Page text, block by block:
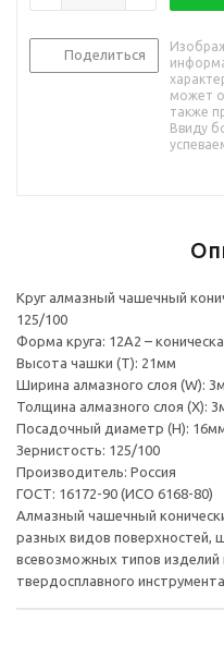
Поделиться
может
также
Ввиду
Круг алмазный чашечный
125/100
Форма круга: 12А2 –
Высота чашки (T): 21мм
Ширина алмазного слоя (W):
Толщина алмазного слоя (Х):
Посадочный диаметр (H):
Зернистость: 125/100
Производитель: Россия
ГОСТ: 16172-90 (ИСО 6168-80)
Алмазный чашечный
разных видов поверхностей,
всевозможных типов изделий
твердосплавного инструмента.